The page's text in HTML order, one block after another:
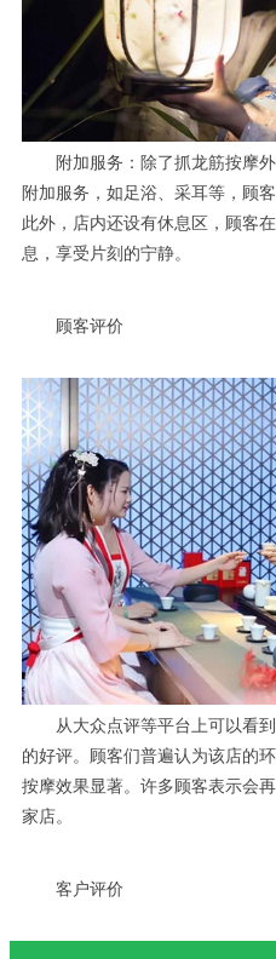
附加服务：除了抓龙筋按摩外
附加服务，如足浴、采耳等，顾
此外，店内还设有休息区，顾客
息，享受片刻的宁静。
顾客评价
从大众点评等平台上可以看到
的好评。顾客们普遍认为该店的
按摩效果显著。许多顾客表示会
家店。
客户评价